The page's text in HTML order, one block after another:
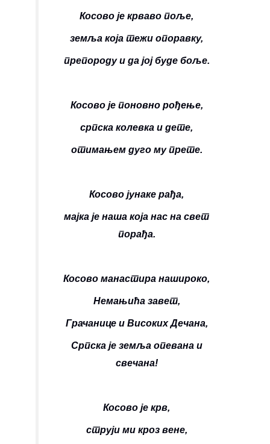
Косово је крваво поље,
земља која тежи опоравку,
препороду и да јој буде боље.
Косово је поновно рођење,
српска колевка и дете,
отимањем дуго му прете.
Косово јунаке рађа,
мајка је наша која нас на свет
порађа.
Косово манастира нашироко,
Немањића завет,
Грачанице и Високих Дечана,
Српска је земља опевана и
свечана!
Косово је крв,
струји ми кроз вене,